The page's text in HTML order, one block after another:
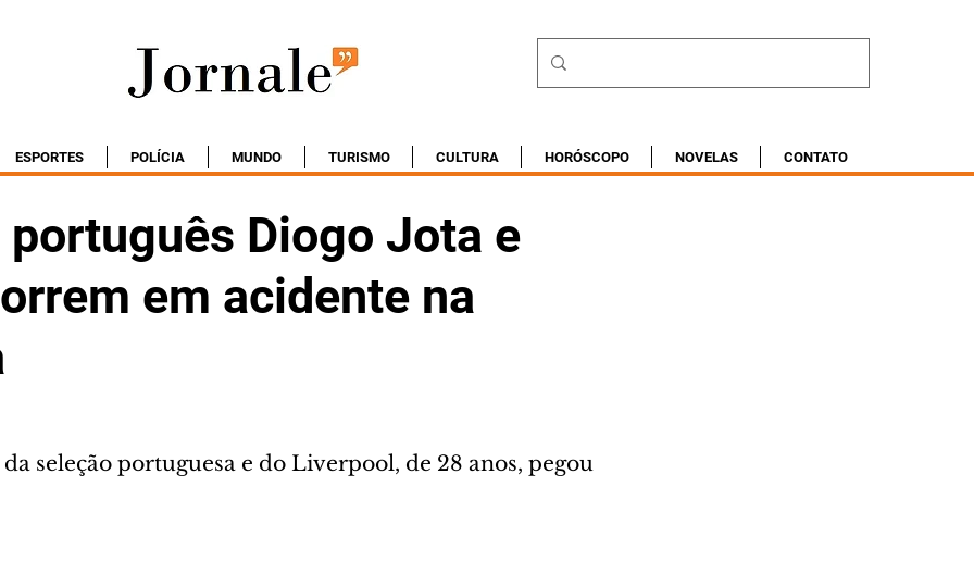
ESPORTES POLÍCIA MUNDO TURISMO CULTURA HORÓSCOPO NOVELAS CONTATO
Diogo Jota e
em acidente na
seleção portuguesa e do Liverpool, de 28 anos, pegou